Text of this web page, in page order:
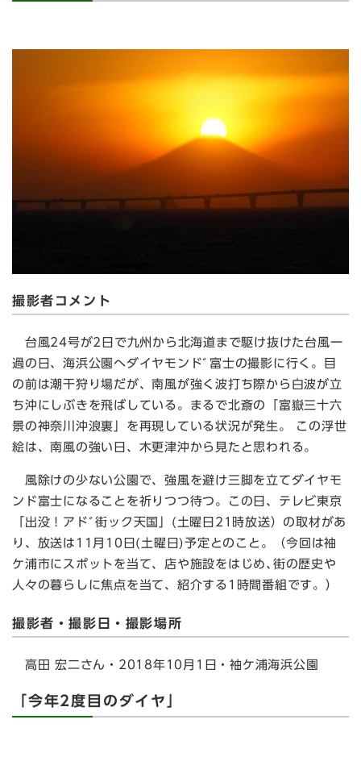
撮影者コメント
台風24号が2日で九州から北海道まで駆け抜けた台風一
過の日、海浜公園へダイヤモンドﾞ富士の撮影に行く。目
の前は潮干狩り場だが、南風が強く波打ち際から白波が立
ち沖にしぶきを飛ばしている。まるで北斎の「富嶽三十六
景の神奈川沖浪裏」を再現している状況が発生。 この浮世
絵は、南風の強い日、木更津沖から見たと思われる。
風除けの少ない公園で、強風を避け三脚を立てダイヤモ
ンド富士になることを祈りつつ待つ。この日、テレビ東京
「出没！アドﾞ街ック天国」(土曜日21時放送）の取材があ
り、放送は11月10日(土曜日)予定とのこと。（今回は袖
ケ浦市にスポットを当て、店や施設をはじめ､街の歴史や
人々の暮らしに焦点を当て、紹介する1時間番組です。）
撮影者・撮影日・撮影場所
高田 宏二さん・2018年10月1日・袖ケ浦海浜公園
「今年2度目のダイヤ」